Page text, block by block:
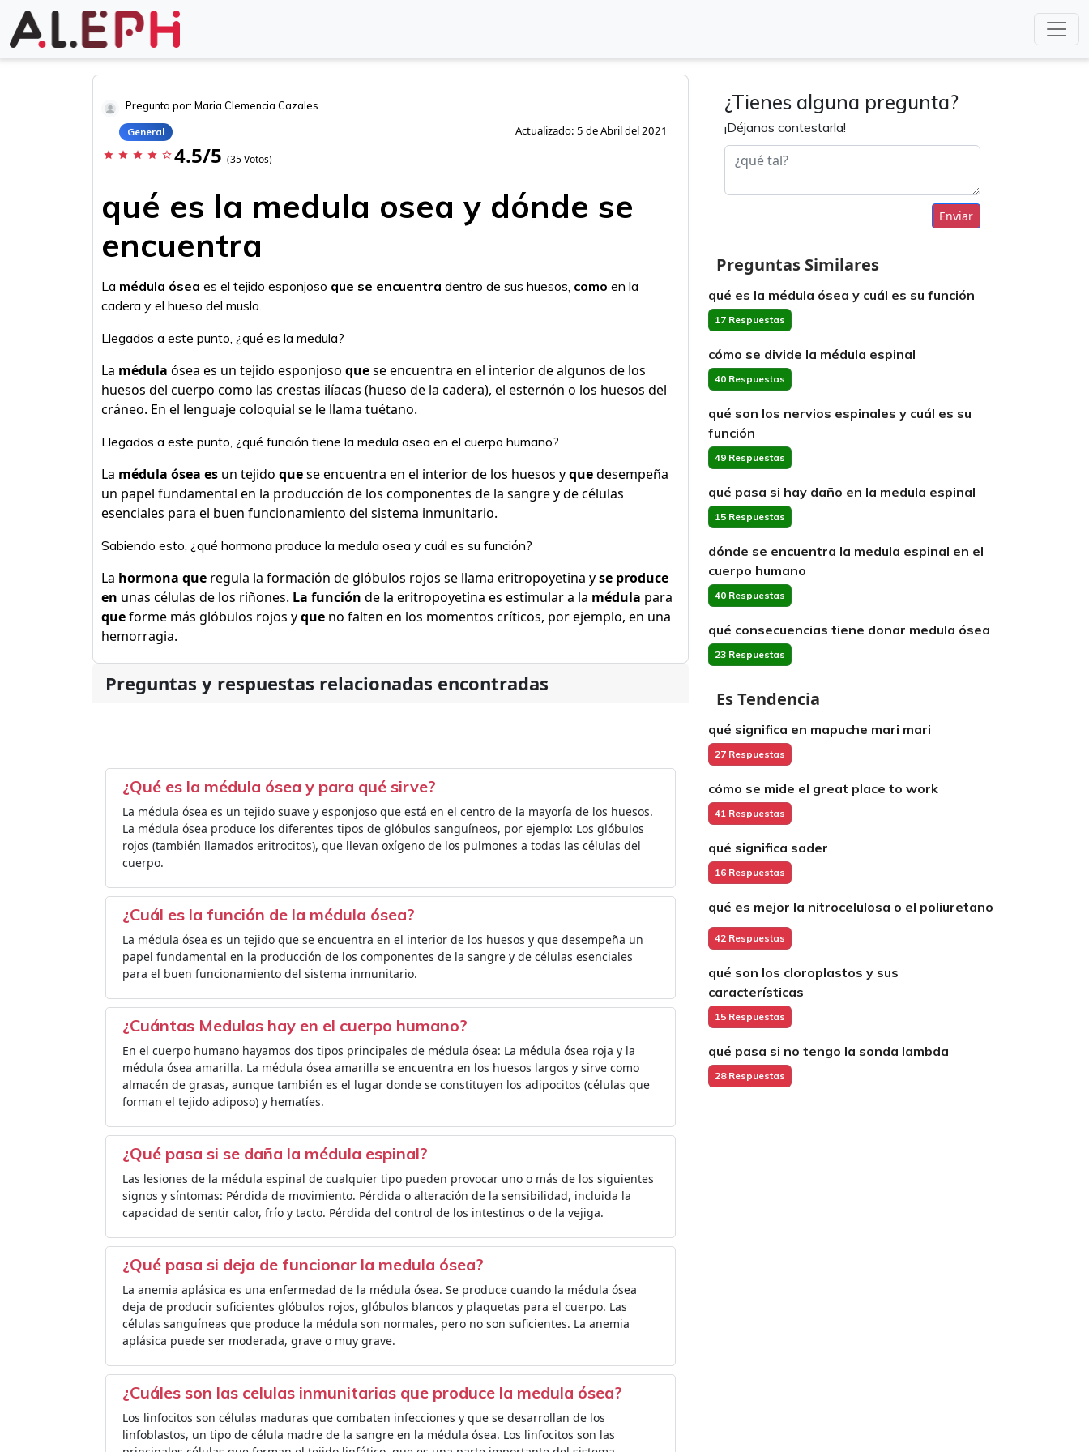
Pregunta por: Maria Clemencia Cazales
General Actualizado: 5 de Abril del 2021
star star star star star_border 4.5/5 (35 Votos)
qué es la medula osea y dónde se
encuentra
La médula ósea es el tejido esponjoso que se encuentra dentro de sus huesos, como en la
cadera y el hueso del muslo.
Llegados a este punto, ¿qué es la medula?
La médula ósea es un tejido esponjoso quese encuentra en el interior de algunos de los
huesos del cuerpo como las crestas ilíacas (hueso de la cadera), el esternón o los huesos del
cráneo. En el lenguaje coloquial se le llama tuétano.
Llegados a este punto, ¿qué función tiene la medula osea en el cuerpo humano?
La médula ósea es un tejido quese encuentra en el interior de los huesos yquedesempeña
un papel fundamental en la producción de los componentes de la sangre y de células
esenciales para el buen funcionamiento del sistema inmunitario.
Sabiendo esto, ¿qué hormona produce la medula osea y cuál es su función?
La hormona que regula la formación de glóbulos rojos se llama eritropoyetina yse produce
en unas células de los riñones. La función de la eritropoyetina es estimular a la médula para
queforme más glóbulos rojos yque no falten en los momentos críticos, por ejemplo, en una
hemorragia.
Preguntas y respuestas relacionadas encontradas
¿Qué es la médula ósea y para qué sirve?
La médula ósea es un tejido suave y esponjoso que está en el centro de la mayoría de los huesos.
La médula ósea produce los diferentes tipos de glóbulos sanguíneos, por ejemplo: Los glóbulos
rojos (también llamados eritrocitos), que llevan oxígeno de los pulmones a todas las células del
cuerpo.
¿Cuál es la función de la médula ósea?
La médula ósea es un tejido que se encuentra en el interior de los huesos y que desempeña un
papel fundamental en la producción de los componentes de la sangre y de células esenciales
para el buen funcionamiento del sistema inmunitario.
¿Cuántas Medulas hay en el cuerpo humano?
En el cuerpo humano hayamos dos tipos principales de médula ósea: La médula ósea roja y la
médula ósea amarilla. La médula ósea amarilla se encuentra en los huesos largos y sirve como
almacén de grasas, aunque también es el lugar donde se constituyen los adipocitos (células que
forman el tejido adiposo) y hematíes.
¿Qué pasa si se daña la médula espinal?
Las lesiones de la médula espinal de cualquier tipo pueden provocar uno o más de los siguientes
signos y síntomas: Pérdida de movimiento. Pérdida o alteración de la sensibilidad, incluida la
capacidad de sentir calor, frío y tacto. Pérdida del control de los intestinos o de la vejiga.
¿Qué pasa si deja de funcionar la medula ósea?
La anemia aplásica es una enfermedad de la médula ósea. Se produce cuando la médula ósea
deja de producir suficientes glóbulos rojos, glóbulos blancos y plaquetas para el cuerpo. Las
células sanguíneas que produce la médula son normales, pero no son suficientes. La anemia
aplásica puede ser moderada, grave o muy grave.
¿Cuáles son las celulas inmunitarias que produce la medula ósea?
Los linfocitos son células maduras que combaten infecciones y que se desarrollan de los
linfoblastos, un tipo de célula madre de la sangre en la médula ósea. Los linfocitos son las
¿Tienes alguna pregunta?
¡Déjanos contestarla!
Enviar
Preguntas Similares
qué es la médula ósea y cuál es su función
17 Respuestas
cómo se divide la médula espinal
40 Respuestas
qué son los nervios espinales y cuál es su
función
49 Respuestas
qué pasa si hay daño en la medula espinal
15 Respuestas
dónde se encuentra la medula espinal en el
cuerpo humano
40 Respuestas
qué consecuencias tiene donar medula ósea
23 Respuestas
Es Tendencia
qué significa en mapuche mari mari
27 Respuestas
cómo se mide el great place to work
41 Respuestas
qué significa sader
16 Respuestas
qué es mejor la nitrocelulosa o el poliuretano
42 Respuestas
qué son los cloroplastos y sus
características
15 Respuestas
qué pasa si no tengo la sonda lambda
28 Respuestas